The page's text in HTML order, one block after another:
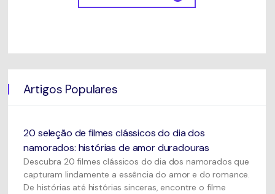
Artigos Populares
20 seleção de filmes clássicos do dia dos
namorados: histórias de amor duradouras
Descubra 20 filmes clássicos do dia dos namorados que
capturam lindamente a essência do amor e do romance.
De histórias até histórias sinceras, encontre o filme